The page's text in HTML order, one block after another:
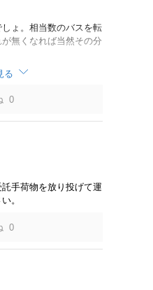
ょ。相当数のバスを転
無くなれば当然その分
る
0
手荷物を放り投げて運
。
0